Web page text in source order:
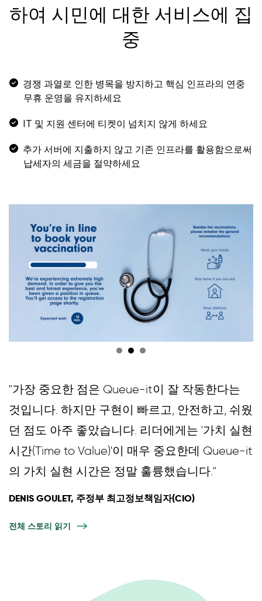
하여 시민에 대한 서비스에 집
중
경쟁 과열로 인한 병목을 방지하고 핵심 인프라의 연중
무휴 운영을 유지하세요
IT 및 지원 센터에 티켓이 넘치지 않게 하세요
추가 서버에 지출하지 않고 기존 인프라를 활용함으로써
납세자의 세금을 절약하세요
"가장 중요한 점은 Queue-it이 잘 작동한다는
것입니다. 하지만 구현이 빠르고, 안전하고, 쉬웠
던 점도 아주 좋았습니다. 리더에게는 '가치 실현
시간(Time to Value)'이 매우 중요한데 Queue-it
의 가치 실현 시간은 정말 훌륭했습니다."
DENIS GOULET, 주정부 최고정보책임자(CIO)
전체 스토리 읽기